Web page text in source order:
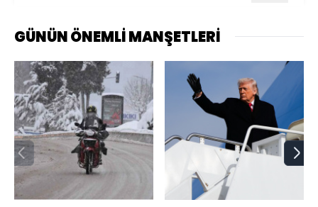
GÜNÜN ÖNEMLİ MANŞETLERİ